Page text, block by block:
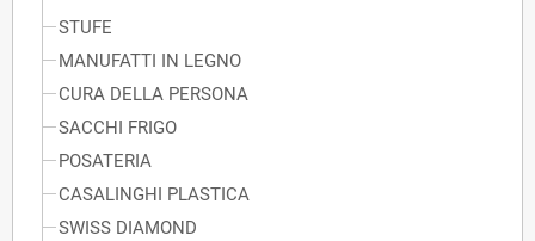
STUFE
MANUFATTI IN LEGNO
CURA DELLA PERSONA
SACCHI FRIGO
POSATERIA
CASALINGHI PLASTICA
SWISS DIAMOND